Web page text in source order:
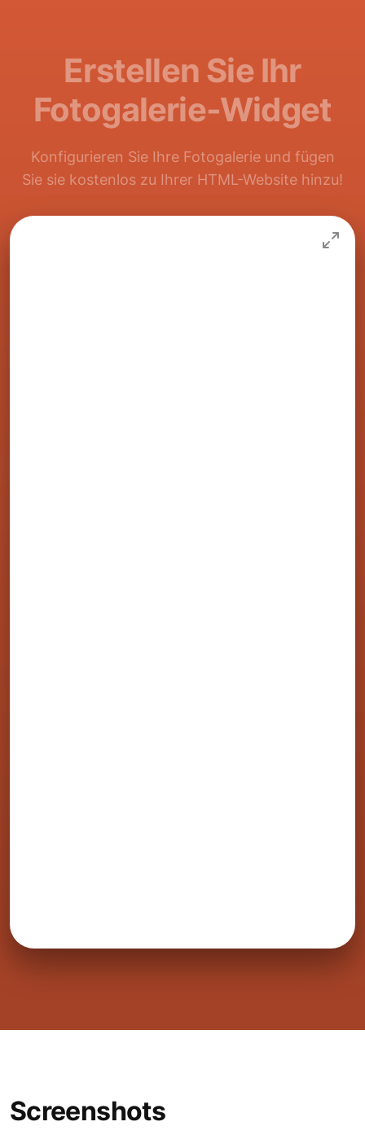
Erstellen Sie Ihr
Fotogalerie-Widget
Konfigurieren Sie Ihre Fotogalerie und fügen
Sie sie kostenlos zu Ihrer HTML-Website hinzu!
Screenshots